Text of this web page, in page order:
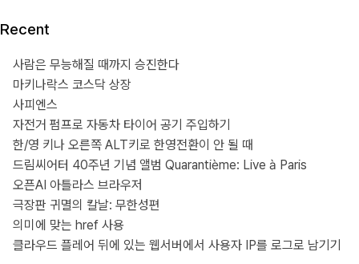
Recent
사람은 무능해질 때까지 승진한다
마키나락스 코스닥 상장
사피엔스
자전거 펌프로 자동차 타이어 공기 주입하기
한/영 키나 오른쪽 ALT키로 한영전환이 안 될 때
드림씨어터 40주년 기념 앨범 Quarantième: Live à Paris
오픈AI 아틀라스 브라우저
극장판 귀멸의 칼날: 무한성편
의미에 맞는 href 사용
클라우드 플레어 뒤에 있는 웹서버에서 사용자 IP를 로그로 남기기